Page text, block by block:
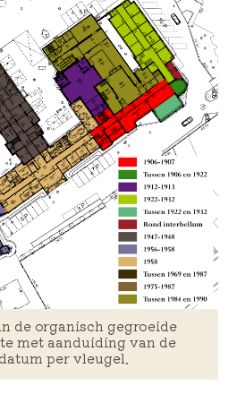
de organisch gegroeide
met aanduiding van de
per vleugel.